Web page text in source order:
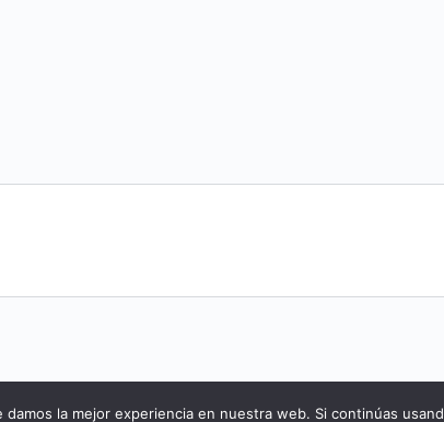
damos la mejor experiencia en nuestra web. Si continúas